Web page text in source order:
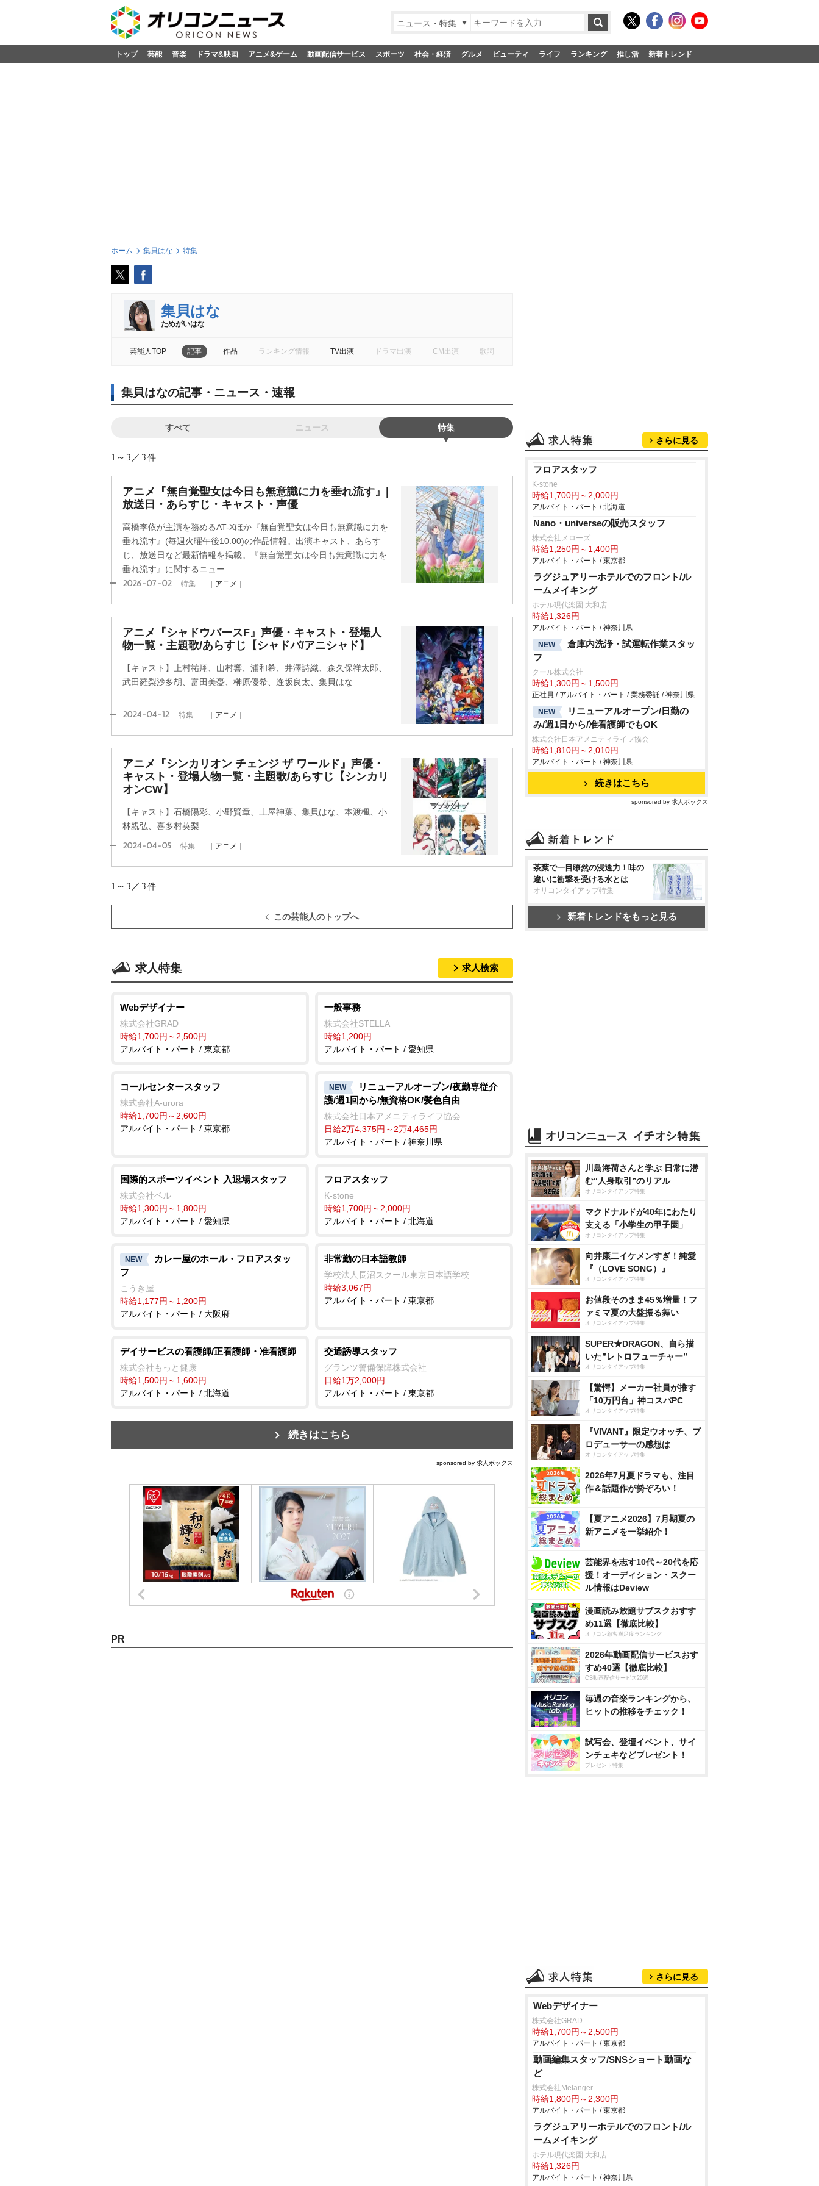
ニュース・特集
トップ 芸能 音楽 ドラマ&映画 アニメ&ゲーム 動画配信サービス スポーツ 社会・経済 グルメ ビューティ ライフ ランキング 推し活 新着トレンド
ホーム 集貝はな 特集
集貝はな
ためがいはな
芸能人TOP 記事 作品 ランキング情報 TV出演 ドラマ出演 CM出演 歌詞
集貝はなの記事・ニュース・速報
すべて ニュース 特集
1～3／3件
アニメ『無自覚聖女は今日も無意識に力を垂れ流す』|
放送日・あらすじ・キャスト・声優
高橋李依が主演を務めるAT-Xほか『無自覚聖女は今日も無意識に力を
垂れ流す』(毎週火曜午後10:00)の作品情報。出演キャスト、あらす
じ、放送日など最新情報を掲載。『無自覚聖女は今日も無意識に力を
垂れ流す』に関するニュー
2026-07-02 特集 ｜アニメ｜
アニメ『シャドウバースF』声優・キャスト・登場人
物一覧・主題歌/あらすじ【シャドバ/アニシャド】
【キャスト】上村祐翔、山村響、浦和希、井澤詩織、森久保祥太郎、
武田羅梨沙多胡、富田美憂、榊原優希、逢坂良太、集貝はな
2024-04-12 特集 ｜アニメ｜
アニメ『シンカリオン チェンジ ザ ワールド』声優・
キャスト・登場人物一覧・主題歌/あらすじ【シンカリ
オンCW】
【キャスト】石橋陽彩、小野賢章、土屋神葉、集貝はな、本渡楓、小
林親弘、喜多村英梨
2024-04-05 特集 ｜アニメ｜
1～3／3件
この芸能人のトップへ
求人特集 求人検索
Webデザイナー
株式会社GRAD
時給1,700円～2,500円
アルバイト・パート / 東京都
一般事務
株式会社STELLA
時給1,200円
アルバイト・パート / 愛知県
コールセンタースタッフ
株式会社A-urora
時給1,700円～2,600円
アルバイト・パート / 東京都
NEW
リニューアルオープン/夜勤専従介
護/週1回から/無資格OK/髪色自由
株式会社日本アメニティライフ協会
日給2万4,375円～2万4,465円
アルバイト・パート / 神奈川県
国際的スポーツイベント 入退場スタッフ
株式会社ベル
時給1,300円～1,800円
アルバイト・パート / 愛知県
フロアスタッフ
K-stone
時給1,700円～2,000円
アルバイト・パート / 北海道
NEW
カレー屋のホール・フロアスタッ
フ
こうき屋
時給1,177円～1,200円
アルバイト・パート / 大阪府
非常勤の日本語教師
学校法人長沼スクール東京日本語学校
時給3,067円
アルバイト・パート / 東京都
デイサービスの看護師/正看護師・准看護師
株式会社もっと健康
時給1,500円～1,600円
アルバイト・パート / 北海道
交通誘導スタッフ
グランツ警備保障株式会社
日給1万2,000円
アルバイト・パート / 東京都
続きはこちら
sponsored by 求人ボックス
PR
さらに見る
フロアスタッフ
K-stone
時給1,700円～2,000円
アルバイト・パート / 北海道
Nano・universeの販売スタッフ
株式会社メローズ
時給1,250円～1,400円
アルバイト・パート / 東京都
ラグジュアリーホテルでのフロント/ル
ームメイキング
ホテル現代楽園 大和店
時給1,326円
アルバイト・パート / 神奈川県
NEW
倉庫内洗浄・試運転作業スタッ
フ
クール株式会社
時給1,300円～1,500円
正社員 / アルバイト・パート / 業務委託 / 神奈川県
NEW
リニューアルオープン/日勤の
み/週1日から/准看護師でもOK
株式会社日本アメニティライフ協会
時給1,810円～2,010円
アルバイト・パート / 神奈川県
続きはこちら
sponsored by 求人ボックス
茶葉で一目瞭然の浸透力！味の
違いに衝撃を受ける水とは
オリコンタイアップ特集
新着トレンドをもっと見る
川島海荷さんと学ぶ 日常に潜
む“人身取引”のリアル
オリコンタイアップ特集
マクドナルドが40年にわたり
支える「小学生の甲子園」
オリコンタイアップ特集
向井康二イケメンすぎ！純愛
『（LOVE SONG）』
オリコンタイアップ特集
お値段そのまま45％増量！フ
ァミマ夏の大盤振る舞い
オリコンタイアップ特集
SUPER★DRAGON、自ら描
いた”レトロフューチャー”
オリコンタイアップ特集
【驚愕】メーカー社員が推す
「10万円台」神コスパPC
オリコンタイアップ特集
『VIVANT』限定ウオッチ、プ
ロデューサーの感想は
オリコンタイアップ特集
2026年7月夏ドラマも、注目
作＆話題作が勢ぞろい！
【夏アニメ2026】7月期夏の
新アニメを一挙紹介！
芸能界を志す10代～20代を応
援！オーディション・スクー
ル情報はDeview
漫画読み放題サブスクおすす
め11選【徹底比較】
オリコン顧客満足度ランキング
2026年動画配信サービスおす
すめ40選【徹底比較】
CS動画配信サービス20選
毎週の音楽ランキングから、
ヒットの推移をチェック！
試写会、登壇イベント、サイ
ンチェキなどプレゼント！
プレゼント特集
さらに見る
Webデザイナー
株式会社GRAD
時給1,700円～2,500円
アルバイト・パート / 東京都
動画編集スタッフ/SNSショート動画な
ど
株式会社Melanger
時給1,800円～2,300円
アルバイト・パート / 東京都
ラグジュアリーホテルでのフロント/ル
ームメイキング
ホテル現代楽園 大和店
時給1,326円
アルバイト・パート / 神奈川県